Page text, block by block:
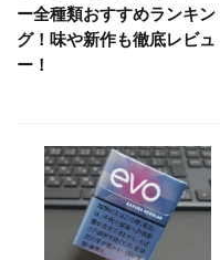
ー全種類おすすめランキン
グ！味や新作も徹底レビュ
ー！